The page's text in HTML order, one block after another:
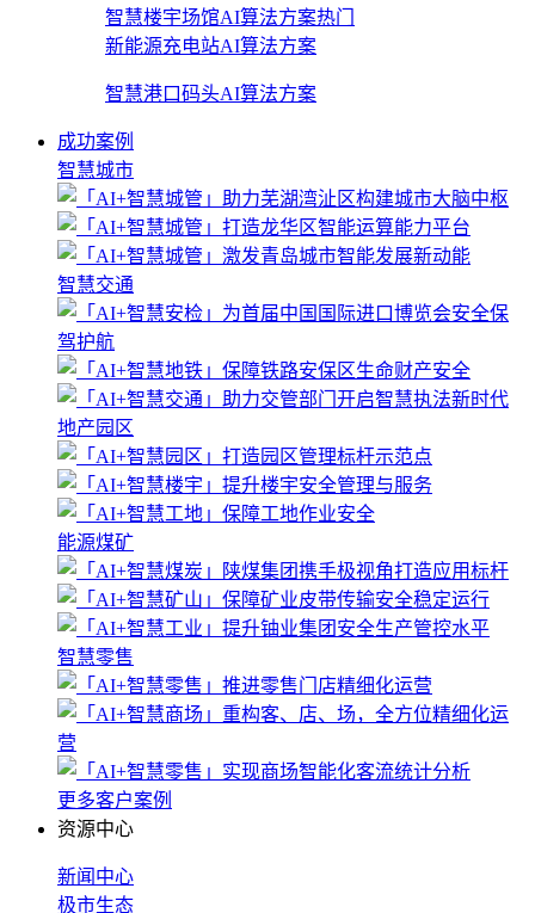
智慧楼宇场馆AI算法方案热门
新能源充电站AI算法方案
智慧港口码头AI算法方案
成功案例
智慧城市
智慧交通
地产园区
能源煤矿
智慧零售
更多客户案例
资源中心
新闻中心
极市生态